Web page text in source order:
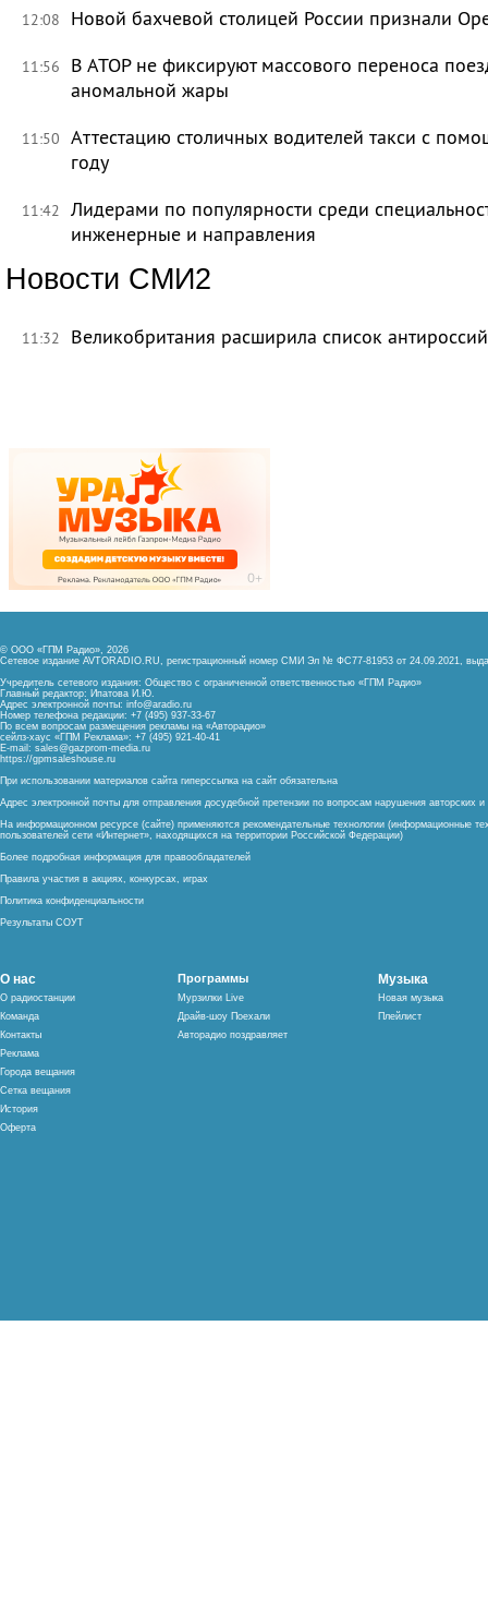
12:08 Новой бахчевой столицей России признали
11:56
В АТОР не фиксируют массового переноса
аномальной жары
11:50 Аттестацию столичных водителей такси с
году
11:42 Лидерами по популярности среди
инженерные и направления
Новости СМИ2
11:32 Великобритания расширила список
© ООО «ГПМ Радио», 2026
Сетевое издание AVTORADIO.RU, регистрационный номер СМИ Эл № ФС77-81953 от 24.09.2021,
Учредитель сетевого издания: Общество с ограниченной ответственностью «ГПМ Радио»
Главный редактор: Ипатова И.Ю.
Адрес электронной почты: info@aradio.ru
Номер телефона редакции: +7 (495) 937-33-67
По всем вопросам размещения рекламы на «Авторадио»
сейлз-хаус «ГПМ Реклама»: +7 (495) 921-40-41
E-mail: sales@gazprom-media.ru
https://gpmsaleshouse.ru
При использовании материалов сайта гиперссылка на сайт обязательна
Адрес электронной почты для отправления досудебной претензии по вопросам нарушения авторских
На информационном ресурсе (сайте) применяются рекомендательные технологии (информационные
пользователей сети «Интернет», находящихся на территории Российской Федерации)
Более подробная информация для правообладателей
Правила участия в акциях, конкурсах, играх
Политика конфиденциальности
Результаты СОУТ
О нас
О радиостанции
Команда
Контакты
Реклама
Города вещания
Сетка вещания
История
Оферта
Программы
Мурзилки Live
Драйв-шоу Поехали
Авторадио поздравляет
Музыка
Новая музыка
Плейлист